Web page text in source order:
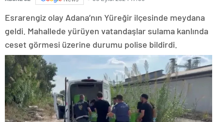
Esrarengiz olay Adana’nın Yüreğir ilçesinde meydana
geldi. Mahallede yürüyen vatandaşlar sulama kanlında
ceset görmesi üzerine durumu polise bildirdi.